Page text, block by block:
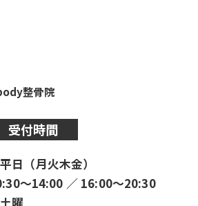
整骨院
受付時間
日（月火木金）
〜14:00 ／ 16:00〜20:30
曜